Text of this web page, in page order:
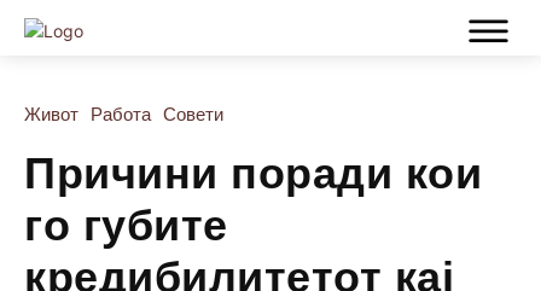
Живот Работа Совети
Причини поради кои
го губите
кредибилитетот кај